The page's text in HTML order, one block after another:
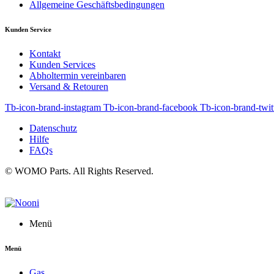
Allgemeine Geschäftsbedingungen
Kunden Service
Kontakt
Kunden Services
Abholtermin vereinbaren
Versand & Retouren
Tb-icon-brand-instagram Tb-icon-brand-facebook Tb-icon-brand-
Datenschutz
Hilfe
FAQs
© WOMO Parts. All Rights Reserved.
Menü
Menü